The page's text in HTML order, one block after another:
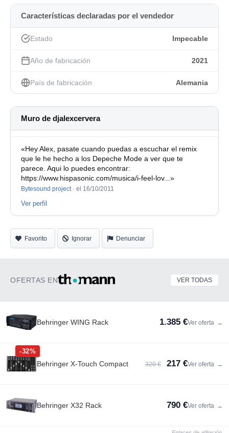
Características declaradas por el vendedor
Estado Impecable
Año de fabricación 2021
País de fabricación Alemania
Muro de djalexcervera
«Hey Alex, pasate cuando puedas a escuchar el remix
que le he hecho a los Depeche Mode a ver que te
parece. Aqui lo puedes encontrar:
https://www.hispasonic.com/musica/i-feel-lov...»
Bytesound project· el 16/10/2011
Ver perfil
Favorito Ignorar Denunciar
OFERTAS EN VER TODAS
Behringer WING Rack 1.385 €Ver oferta →
-32%
Behringer X-Touch Compact 320 € 217 €Ver oferta →
Behringer X32 Rack 790 €Ver oferta →